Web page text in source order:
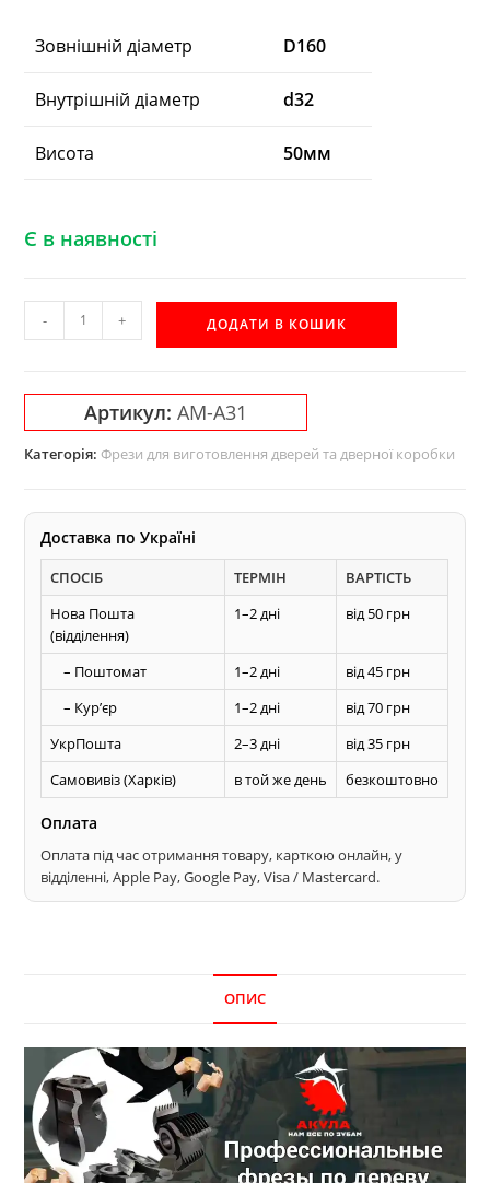
Зовнішній діаметр D160
Внутрішній діаметр d32
Висота 50мм
Є в наявності
Комплект
фрез
А31
для
коробки
типу
"ЄВРО"
кількість
- + ДОДАТИ В КОШИК
Артикул:АМ-А31
Категорія:Фрези для виготовлення дверей та дверної коробки
Доставка по Україні
СПОСІБ ТЕРМІН
ВАРТІСТЬ
Нова Пошта
(відділення)
1–2 дні від 50 грн
– Поштомат 1–2 дні
від 45 грн
– Курʼєр
1–2 дні
від 70 грн
УкрПошта
2–3 дні
від 35 грн
Самовивіз (Харків)
в той же день безкоштовно
Оплата
Оплата під час отримання товару, карткою онлайн, у
відділенні, Apple Pay, Google Pay, Visa / Mastercard.
ОПИС